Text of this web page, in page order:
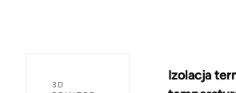
3D
Izolacja